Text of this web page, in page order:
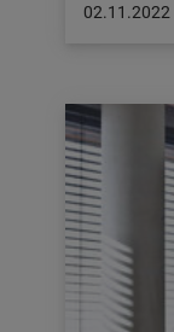
Objava
02.11.2022